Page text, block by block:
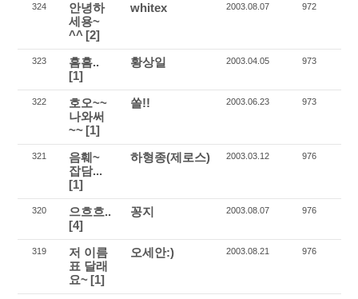
324
안녕하
세용~
^^ [2]
whitex 2003.08.07 972
323
흠흠..
[1]
황상일 2003.04.05 973
322
호오~~
나와써
~~ [1]
쏠!! 2003.06.23 973
321
음훼~
잡담...
[1]
하형종(제로스) 2003.03.12 976
320
으흐흐..
[4]
꽁지 2003.08.07 976
319
저 이름
표 달래
요~ [1]
오세안:) 2003.08.21 976